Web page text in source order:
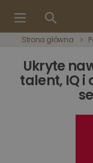
Strona główna
Ukryte
talent, IQ